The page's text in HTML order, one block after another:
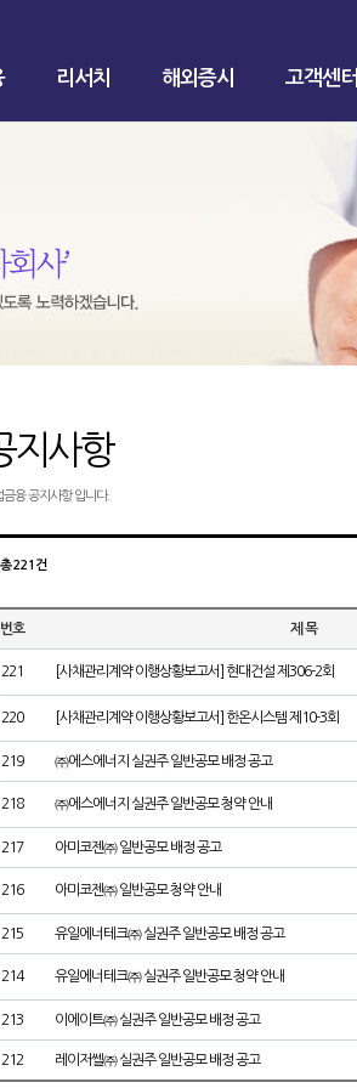
리서치 해외증시 고객센터
지사항
금융 공지사항 입니다.
총 221건
번호 제 목
221 [사채관리계약 이행상황보고서] 현대건설 제306-2회
220 [사채관리계약 이행상황보고서] 한온시스템 제10-3회
219 ㈜에스에너지 실권주 일반공모 배정 공고
218 ㈜에스에너지 실권주 일반공모 청약 안내
217 아미코젠㈜ 일반공모 배정 공고
216 아미코젠㈜ 일반공모 청약 안내
215 유일에너테크㈜ 실권주 일반공모 배정 공고
214 유일에너테크㈜ 실권주 일반공모 청약 안내
213 이에이트㈜ 실권주 일반공모 배정 공고
212 레이저쎌㈜ 실권주 일반공모 배정 공고